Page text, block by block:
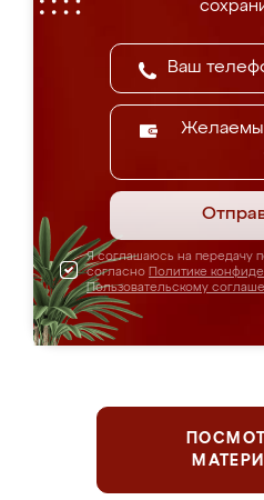
Я соглашаюсь на передачу
согласно Политике
Пользовательскому